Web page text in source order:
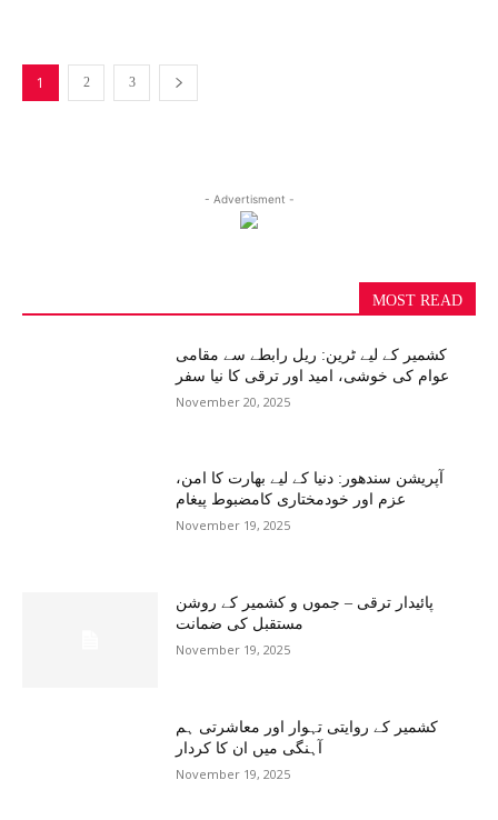
1 2 3
- Advertisment -
MOST READ
کشمیر کے لیے ٹرین: ریل رابطے سے مقامی
عوام کی خوشی، امید اور ترقی کا نیا سفر
November 20, 2025
آپریشن سندھور: دنیا کے لیے بھارت کا امن،
عزم اور خودمختاری کامضبوط پیغام
November 19, 2025
پائیدار ترقی – جموں و کشمیر کے روشن
مستقبل کی ضمانت
November 19, 2025
کشمیر کے روایتی تہوار اور معاشرتی ہم
آہنگی میں ان کا کردار
November 19, 2025